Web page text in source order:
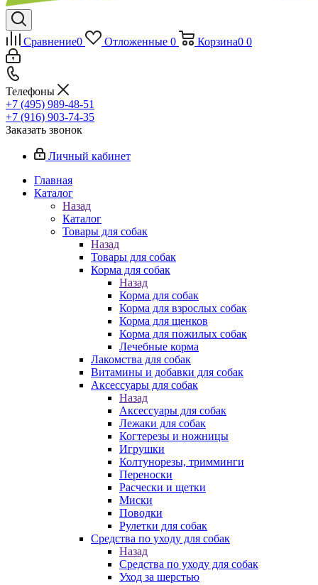
Сравнение0 Отложенные 0 Корзина0 0
Телефоны
+7 (495) 989-48-51
+7 (916) 903-74-35
Заказать звонок
Личный кабинет
Главная
Каталог
Назад
Каталог
Товары для собак
Назад
Товары для собак
Корма для собак
Назад
Корма для собак
Корма для взрослых собак
Корма для щенков
Корма для пожилых собак
Лечебные корма
Лакомства для собак
Витамины и добавки для собак
Аксессуары для собак
Назад
Аксессуары для собак
Лежаки для собак
Когтерезы и ножницы
Игрушки
Колтунорезы, тримминги
Переноски
Расчески и щетки
Миски
Поводки
Рулетки для собак
Средства по уходу для собак
Назад
Средства по уходу для собак
Уход за шерстью